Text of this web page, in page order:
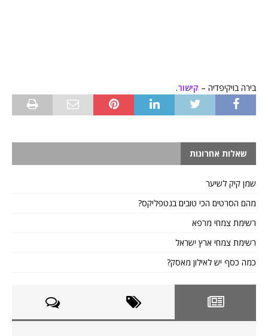
בירה בויקיפדיה – קישור.
שאלות אחרונות
שמן קיק לשיער
מהם הסרטים הכי טובים בנטפליקס?
רשימת צמחי מרפא
רשימת צמחי ארץ ישראל
כמה כסף יש לאילון מאסק?